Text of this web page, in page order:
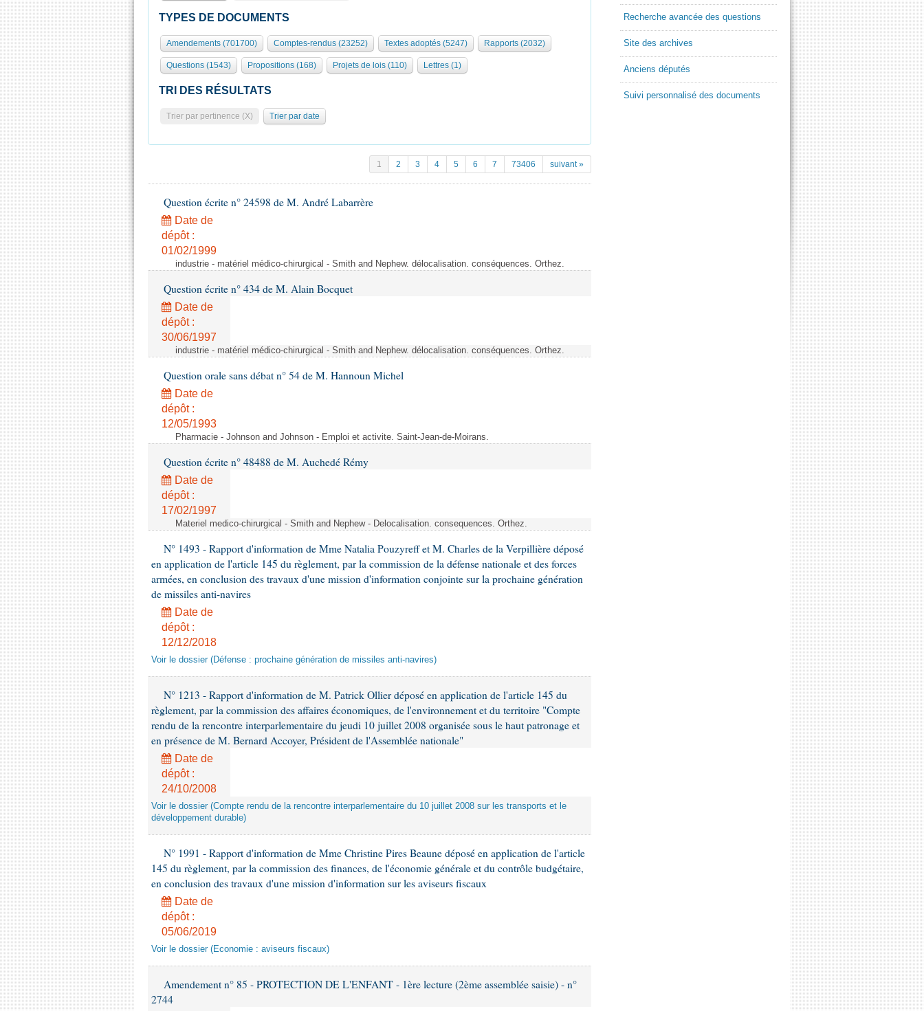
TYPES DE DOCUMENTS
Amendements (701700) Comptes-rendus (23252) Textes adoptés (5247) Rapports (2032)
Questions (1543) Propositions (168) Projets de lois (110) Lettres (1)
TRI DES RÉSULTATS
Trier par pertinence (X) Trier par date
1 2 3 4 5 6 7 73406 suivant »
Question écrite n° 24598 de M. André Labarrère
Date de
dépôt :
01/02/1999
industrie - matériel médico-chirurgical - Smith and Nephew. délocalisation. conséquences. Orthez.
Question écrite n° 434 de M. Alain Bocquet
Date de
dépôt :
30/06/1997
industrie - matériel médico-chirurgical - Smith and Nephew. délocalisation. conséquences. Orthez.
Question orale sans débat n° 54 de M. Hannoun Michel
Date de
dépôt :
12/05/1993
Pharmacie - Johnson and Johnson - Emploi et activite. Saint-Jean-de-Moirans.
Question écrite n° 48488 de M. Auchedé Rémy
Date de
dépôt :
17/02/1997
Materiel medico-chirurgical - Smith and Nephew - Delocalisation. consequences. Orthez.
N° 1493 - Rapport d'information de Mme Natalia Pouzyreff et M. Charles de la Verpillière déposé
en application de l'article 145 du règlement, par la commission de la défense nationale et des forces
armées, en conclusion des travaux d'une mission d'information conjointe sur la prochaine génération
de missiles anti-navires
Date de
dépôt :
12/12/2018
Voir le dossier (Défense : prochaine génération de missiles anti-navires)
N° 1213 - Rapport d'information de M. Patrick Ollier déposé en application de l'article 145 du
règlement, par la commission des affaires économiques, de l'environnement et du territoire "Compte
rendu de la rencontre interparlementaire du jeudi 10 juillet 2008 organisée sous le haut patronage et
en présence de M. Bernard Accoyer, Président de l'Assemblée nationale"
Date de
dépôt :
24/10/2008
Voir le dossier (Compte rendu de la rencontre interparlementaire du 10 juillet 2008 sur les transports et le
développement durable)
N° 1991 - Rapport d'information de Mme Christine Pires Beaune déposé en application de l'article
145 du règlement, par la commission des finances, de l'économie générale et du contrôle budgétaire,
en conclusion des travaux d'une mission d'information sur les aviseurs fiscaux
Date de
dépôt :
05/06/2019
Voir le dossier (Economie : aviseurs fiscaux)
Amendement n° 85 - PROTECTION DE L'ENFANT - 1ère lecture (2ème assemblée saisie) - n°
2744
Recherche avancée des questions
Site des archives
Anciens députés
Suivi personnalisé des documents